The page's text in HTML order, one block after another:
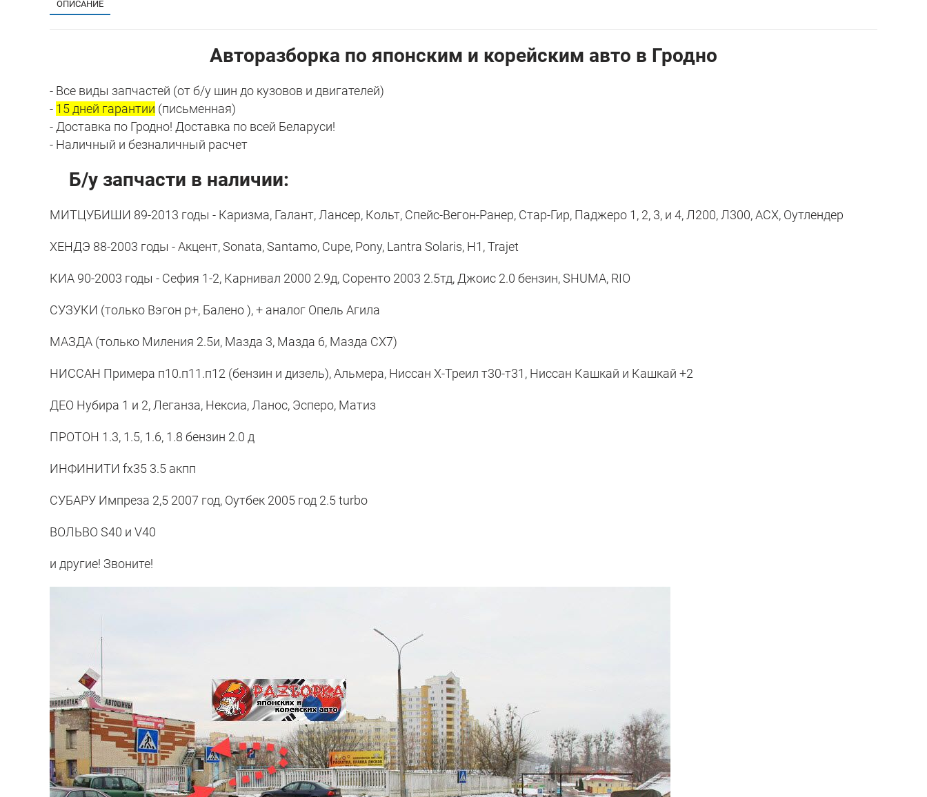
ОПИСАНИЕ
Авторазборка по японским и корейским авто в Гродно
- Все виды запчастей (от б/у шин до кузовов и двигателей)
- 15 дней гарантии (письменная)
- Доставка по Гродно! Доставка по всей Беларуси!
- Наличный и безналичный расчет
Б/у запчасти в наличии:
МИТЦУБИШИ 89-2013 годы - Каризма, Галант, Лансер, Кольт, Спейс-Вегон-Ранер, Стар-Гир, Паджеро 1, 2, 3, и 4, Л200, Л300, АСХ, Оутлендер
ХЕНДЭ 88-2003 годы - Акцент, Sоnata, Santamo, Cupe, Pony, Lantra Solaris, H1, Trajet
КИА 90-2003 годы - Cефия 1-2, Карнивал 2000 2.9д, Cоренто 2003 2.5тд, Джоис 2.0 бензин, SHUMA, RIO
СУЗУКИ (только Вэгон р+, Балено ), + аналог Опель Агила
МАЗДА (только Миления 2.5и, Мазда 3, Мазда 6, Мазда CX7)
НИССАН Примера п10.п11.п12 (бензин и дизель), Альмера, Ниссан Х-Треил т30-т31, Ниссан Кашкай и Кашкай +2
ДЕО Нубира 1 и 2, Леганза, Нексиа, Ланос, Эсперо, Матиз
ПРОТОН 1.3, 1.5, 1.6, 1.8 бензин 2.0 д
ИНФИНИТИ fx35 3.5 акпп
СУБАРУ Импреза 2,5 2007 год, Оутбек 2005 год 2.5 turbo
ВОЛЬВО S40 и V40
и другие! Звоните!